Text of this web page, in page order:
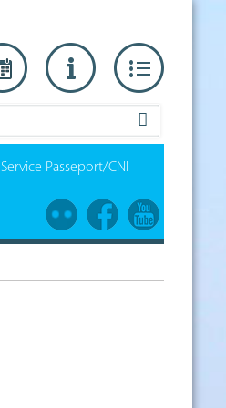
Service Passeport/CNI